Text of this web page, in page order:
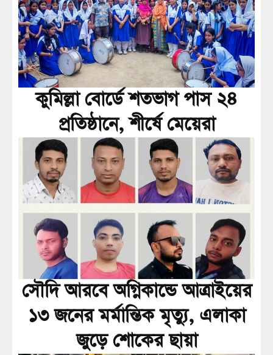
কুমিল্লা বোর্ডে শতভাগ পাস ২৪
প্রতিষ্ঠানে, শীর্ষে মেয়েরা
সৌদি আরবে অগ্নিকান্ডে আত্রাইয়ের
১৩ জনের মর্মান্তিক মৃত্যু, এলাকা
জুড়ে শোকের ছায়া